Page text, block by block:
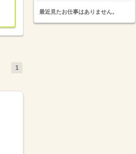
1
最近見たお仕事はありません。